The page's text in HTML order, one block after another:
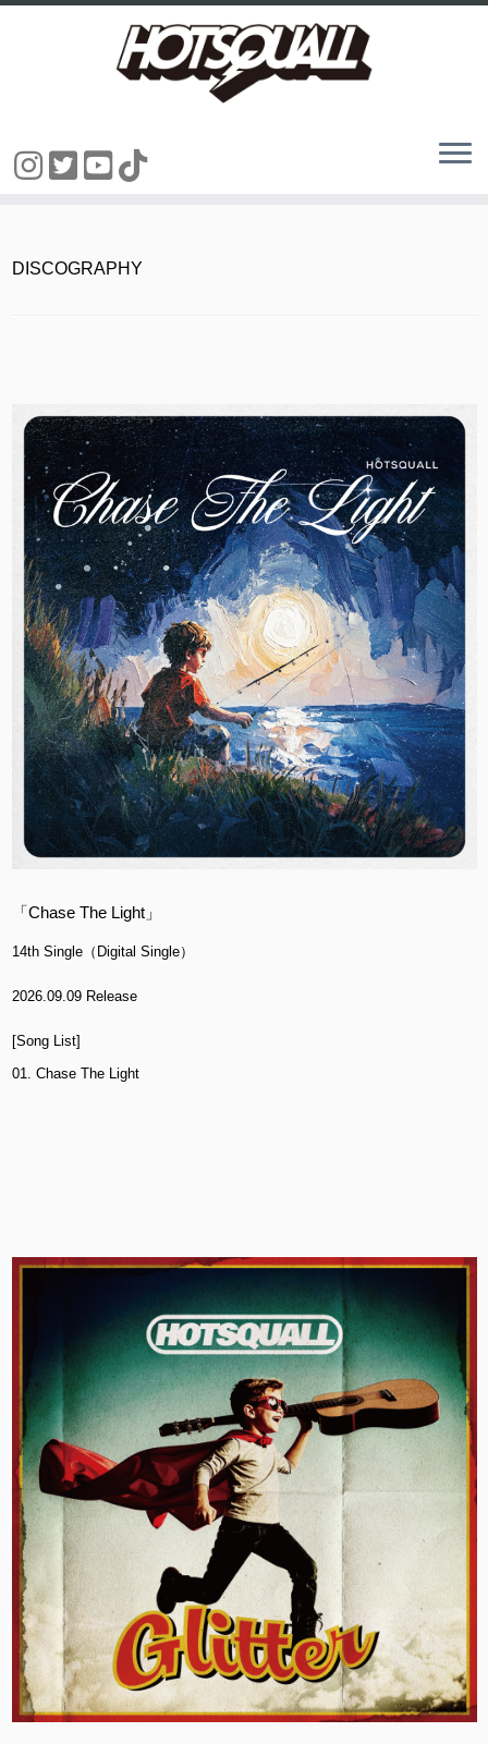
DISCOGRAPHY
「Chase The Light」
14th Single（Digital Single）
2026.09.09 Release
[Song List]
01. Chase The Light